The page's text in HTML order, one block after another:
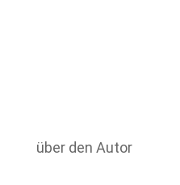
über den Autor